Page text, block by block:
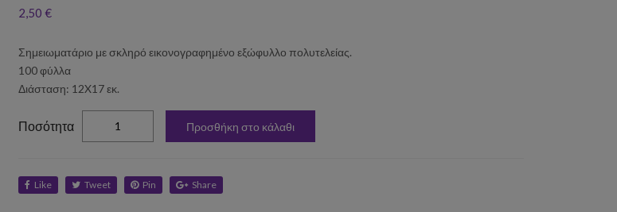
2,50 €
Σημειωματάριο με σκληρό εικονογραφημένο εξώφυλλο πολυτελείας.
100 φύλλα
Διάσταση: 12X17 εκ.
Ποσότητα Προσθήκη στο κάλαθι
Like Tweet Pin Share